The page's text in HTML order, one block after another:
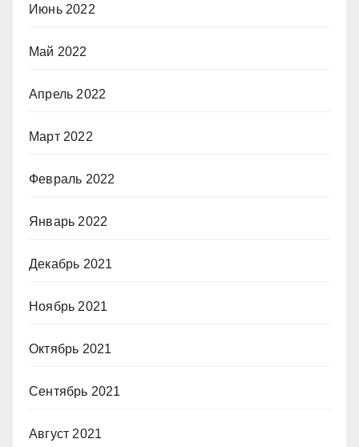
Июнь 2022
Май 2022
Апрель 2022
Март 2022
Февраль 2022
Январь 2022
Декабрь 2021
Ноябрь 2021
Октябрь 2021
Сентябрь 2021
Август 2021